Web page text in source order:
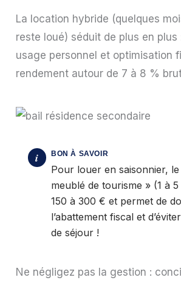
La location hybride (quelques
reste loué) séduit de plus en plus
usage personnel et optimisation
rendement autour de 7 à 8 %
Pour louer en saisonnier,
meublé de tourisme » (1 à
150 à 300 € et permet de
l’abattement fiscal et
de séjour !
Ne négligez pas la gestion :